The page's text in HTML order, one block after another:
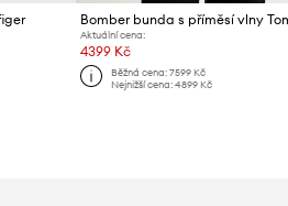
Aktuální cena:
4399 Kč
Běžná cena: 7599 Kč
Nejnižší cena: 4899 Kč